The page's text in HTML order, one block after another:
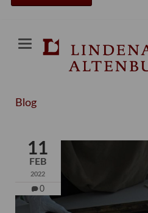
Blog
11
FEB
2022
0